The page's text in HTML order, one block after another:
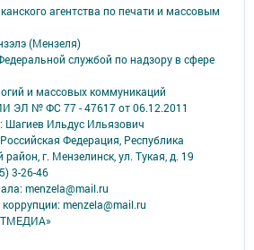
агентства по печати и массовым
(Мензеля)
службой по надзору в сфере
и массовых коммуникаций
ЭЛ № ФС 77 - 47617 от 06.12.2011
Шагиев Ильдус Ильязович
Федерация, Республика
г. Мензелинск, ул. Тукая, д. 19
3-26-46
menzela@mail.ru
menzela@mail.ru